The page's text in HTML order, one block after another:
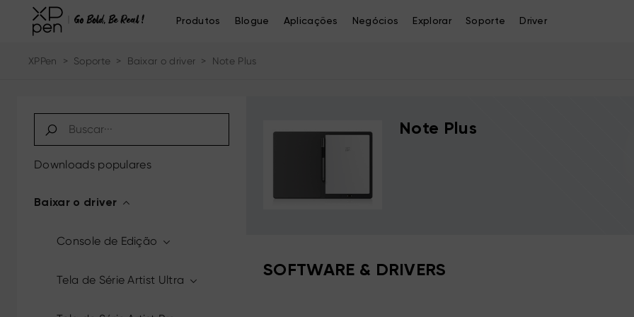
Produtos Blogue Aplicações Negócios Explorar Soporte Driver
XPPen > Soporte > Baixar o driver > Note Plus
Downloads populares
Baixar o driver
Console de Edição
Tela de Série Artist Ultra
Note Plus
SOFTWARE & DRIVERS